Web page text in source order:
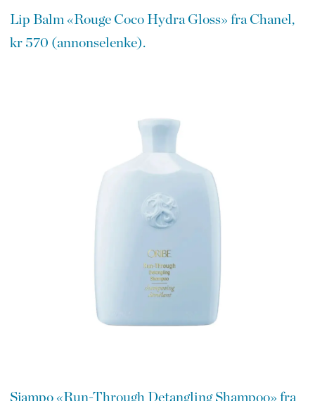
Lip Balm «Rouge Coco Hydra Gloss» fra Chanel,
kr 570 (annonselenke).
Sjampo «Run-Through Detangling Shampoo» fra